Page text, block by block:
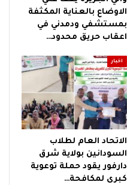
الاوضاع بالعناية المكثفة
بمستشفي ودمدني في
اعقاب حريق محدود…
اخبار
الاتحاد العام لطلاب
السودانين بولاية شرق
دارفور يقود حملة توعوية
كبرى لمكافحة…